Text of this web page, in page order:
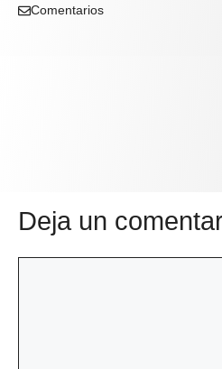
Comentarios
Deja un